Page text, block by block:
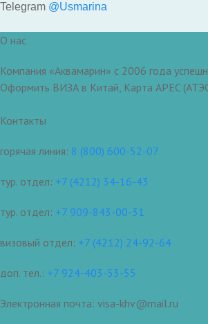
Telegram @Usmarina
О нас
Компания «Аквамарин» с 2006 года
Оформить ВИЗА в Китай, Карта APEC
Контакты
горячая линия: 8 (800) 600-52-07
тур. отдел: +7 (4212) 34-16-43
тур. отдел: +7 909-843-00-31
визовый отдел: +7 (4212) 24-92-64
доп. тел.: +7 924-403-53-55
Электронная почта: visa-khv@mail.ru